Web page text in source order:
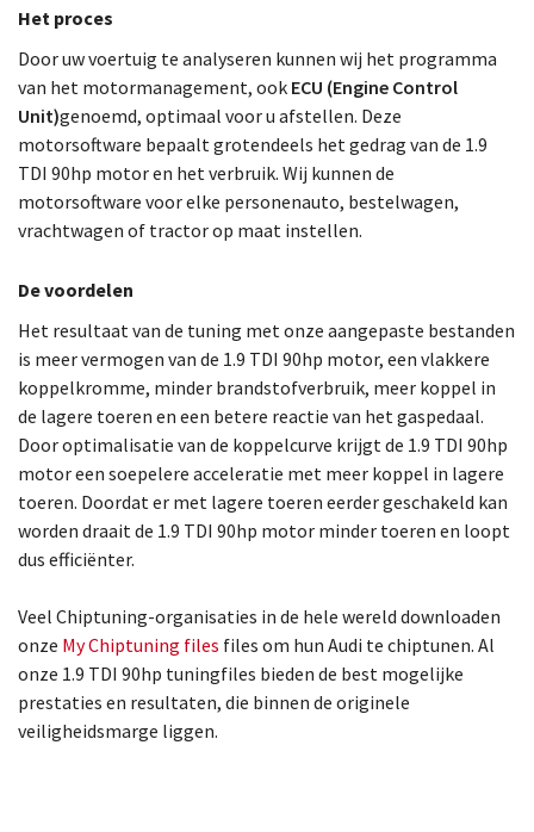
Het proces
Door uw voertuig te analyseren kunnen wij het programma
van het motormanagement, ook ECU (Engine Control
Unit)genoemd, optimaal voor u afstellen. Deze
motorsoftware bepaalt grotendeels het gedrag van de 1.9
TDI 90hp motor en het verbruik. Wij kunnen de
motorsoftware voor elke personenauto, bestelwagen,
vrachtwagen of tractor op maat instellen.
De voordelen
Het resultaat van de tuning met onze aangepaste bestanden
is meer vermogen van de 1.9 TDI 90hp motor, een vlakkere
koppelkromme, minder brandstofverbruik, meer koppel in
de lagere toeren en een betere reactie van het gaspedaal.
Door optimalisatie van de koppelcurve krijgt de 1.9 TDI 90hp
motor een soepelere acceleratie met meer koppel in lagere
toeren. Doordat er met lagere toeren eerder geschakeld kan
worden draait de 1.9 TDI 90hp motor minder toeren en loopt
dus efficiënter.
Veel Chiptuning-organisaties in de hele wereld downloaden
onze My Chiptuning files files om hun Audi te chiptunen. Al
onze 1.9 TDI 90hp tuningfiles bieden de best mogelijke
prestaties en resultaten, die binnen de originele
veiligheidsmarge liggen.